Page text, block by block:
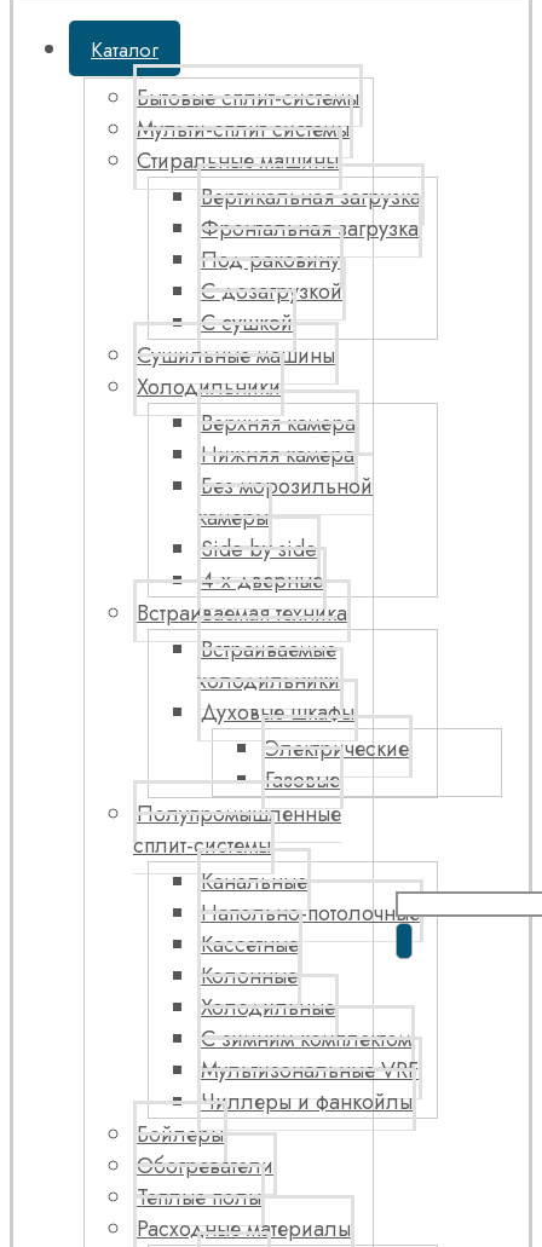
Каталог
Бытовые сплит-системы
Мульти-сплит системы
Стиральные машины
Вертикальная загрузка
Фронтальная загрузка
Под раковину
С дозагрузкой
С сушкой
Сушильные машины
Холодильники
Верхняя камера
Нижняя камера
Без морозильной
камеры
Side by side
4-х дверные
Встраиваемая техника
Встраиваемые
холодильники
Духовые шкафы
Электрические
Газовые
Полупромышленные
сплит-системы
Канальные
Напольно-потолочные
Кассетные
Колонные
Холодильные
С зимним комплектом
Мультизональные VRF
Чиллеры и фанкойлы
Бойлеры
Обогреватели
Теплые полы
Расходные материалы